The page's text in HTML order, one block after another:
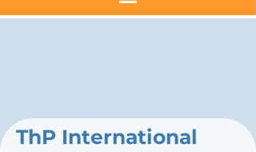
ThP International